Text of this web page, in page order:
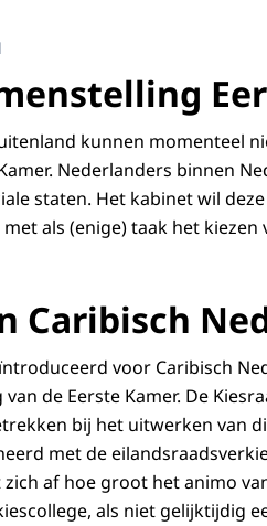
kunnen momenteel
Nederlanders binnen
staten. Het kabinet wil
als (enige) taak het kiezen
Caribisch
voor Caribisch
de Eerste Kamer. De
bij het uitwerken van
met de
af hoe groot het animo
als niet gelijktijdig